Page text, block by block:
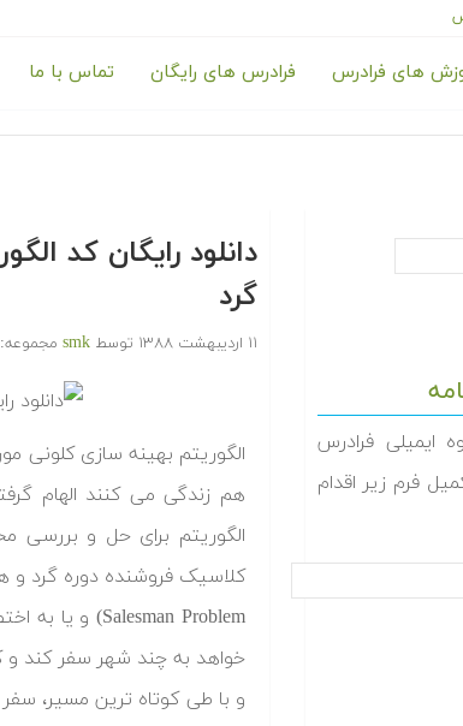
های فرادرس فرادرس های رایگان تماس با ما
ایمیلی فرادرس
فرم زیر اقدام
دانلود رایگان کد
گرد
۱۱ اردیبهشت ۱۳۸۸ توسط smk مجموعه:
الگوریتم بهینه سازی کلونی
هم زندگی می کنند الهام
الگوریتم برای حل و بررسی
خواهد به چند شهر سفر کند و
و با طی کوتاه ترین مسیر،